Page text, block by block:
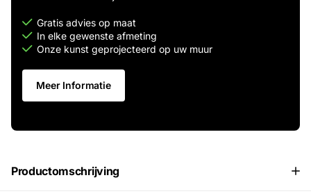
Gratis advies op maat
In elke gewenste afmeting
Onze kunst geprojecteerd op uw muur
Meer Informatie
Productomschrijving